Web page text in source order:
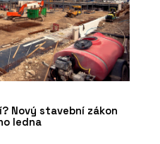
Nový stavební zákon
ledna